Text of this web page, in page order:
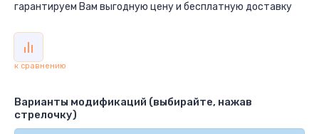
гарантируем Вам выгодную цену и бесплатную доставку
к сравнению
Варианты модификаций (выбирайте, нажав
стрелочку)